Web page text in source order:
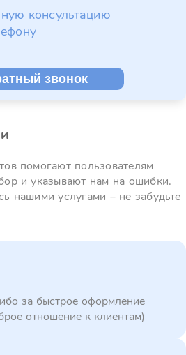
консультацию
звонок
помогают пользователям
и указывают нам на ошибки.
нашими услугами – не забудьте
за быстрое оформление
отношение к клиентам)